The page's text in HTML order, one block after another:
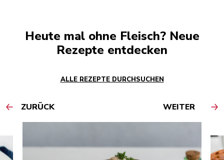
Heute mal ohne Fleisch? Neue
Rezepte entdecken
ALLE REZEPTE DURCHSUCHEN
ZURÜCK WEITER